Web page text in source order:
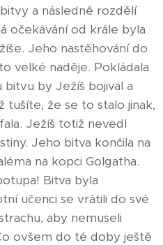
a následně rozdělí
očekávání od krále byla
Jeho nastěhování do
velké naděje. Pokládala
by Ježíš bojival a
tušíte, že se to stalo jinak,
Ježíš totiž nevedl
Jeho bitva končila na
na kopci Golgatha.
Bitva byla
učenci se vrátili do své
aby nemuseli
ovšem do té doby ještě